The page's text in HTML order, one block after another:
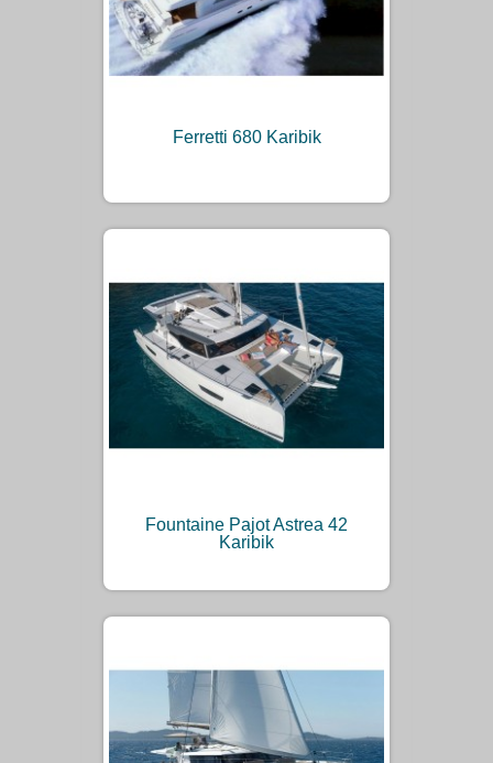
Ferretti 680 Karibik
Fountaine Pajot Astrea 42
Karibik